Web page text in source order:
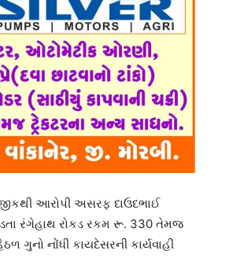
આરોપી અસરફ દાઉદભાઈ
રંગેહાથ રોકડ રકમ રૂ. 330 તેમજ
ગુનો નોંધી કાયદેસરની કાર્યવાહી